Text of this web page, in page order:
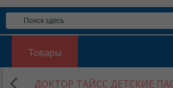
Товары
ДОКТОР ТАЙСС ДЕТСКИЕ